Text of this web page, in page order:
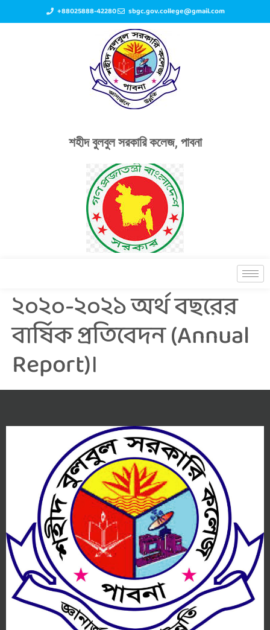
+88025888-42280 sbgc.gov.college@gmail.com
শহীদ বুলবুল সরকারি কলেজ, পাবনা
২০২০-২০২১ অর্থ বছরের
বার্ষিক প্রতিবেদন (Annual
Report)।